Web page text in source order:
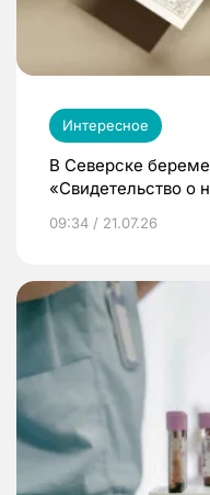
Интересное
В Северске
«Свидетельство о
09:34 / 21.07.26